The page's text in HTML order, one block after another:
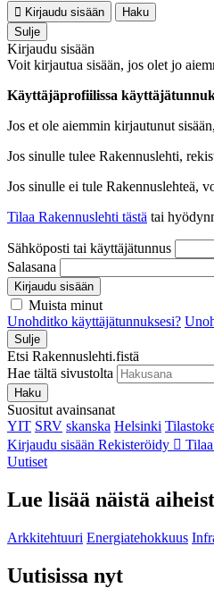
Kirjaudu sisään
Haku
Sulje
Kirjaudu sisään
Voit kirjautua sisään, jos olet jo
Käyttäjäprofiilissa
Jos et ole aiemmin kirjautunut
Jos sinulle tulee Rakennuslehti,
Jos sinulle ei tule Rakennuslehteä,
Tilaa Rakennuslehti tästä tai
Sähköposti tai käyttäjätunnus
Salasana
Kirjaudu sisään
Muista minut
Unohditko käyttäjätunnuksesi?
Sulje
Etsi Rakennuslehti.fistä
Hae tältä sivustolta
Haku
Suositut avainsanat
YIT SRV skanska Helsinki
Kirjaudu sisään Rekisteröidy
Uutiset
Lue lisää näistä
Arkkitehtuuri Energiatehokkuus
Uutisissa nyt